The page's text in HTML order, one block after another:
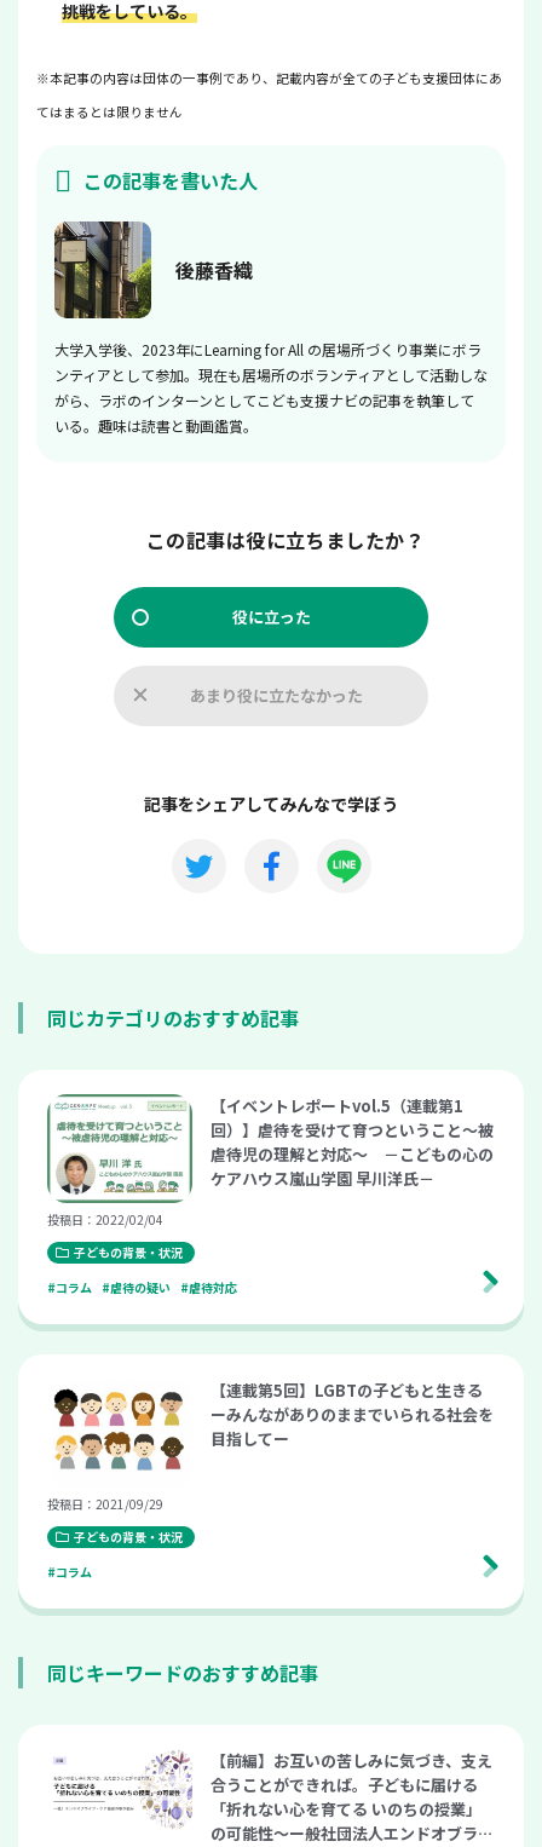
挑戦をしている。
※本記事の内容は団体の一事例であり、記載内容が全ての子ども支援団体にあ
てはまるとは限りません
この記事を書いた人
後藤香織
大学入学後、2023年にLearning for All の居場所づくり事業にボラ
ンティアとして参加。現在も居場所のボランティアとして活動しな
がら、ラボのインターンとしてこども支援ナビの記事を執筆して
いる。趣味は読書と動画鑑賞。
この記事は役に立ちましたか？
役に立った
あまり役に立たなかった
記事をシェアしてみんなで学ぼう
同じカテゴリのおすすめ記事
【イベントレポートvol.5（連載第1
回）】虐待を受けて育つということ～被
虐待児の理解と対応～ －こどもの心の
ケアハウス嵐山学園 早川洋氏－
投稿日：2022/02/04
子どもの背景・状況
#コラム
#虐待の疑い #虐待対応
【連載第5回】LGBTの子どもと生きる
ーみんながありのままでいられる社会を
目指してー
投稿日：2021/09/29
子どもの背景・状況
#コラム
同じキーワードのおすすめ記事
【前編】お互いの苦しみに気づき、支え
合うことができれば。子どもに届ける
「折れない心を育てる いのちの授業」
の可能性〜ー般社団法人エンドオブライ